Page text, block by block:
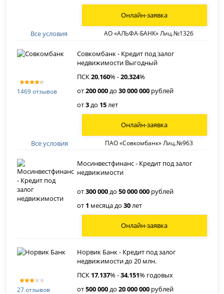
Все условия АО «АЛЬФА-БАНК» Лиц.№1326
Онлайн-заявка
1469 отзывов
Совкомбанк - Кредит под залог
недвижимости Выгодный
ПСК20,160% -20,324%
от200 000до30 000 000 рублей
от3до 15лет
Все условия ПАО «Совкомбанк» Лиц.№963
Онлайн-заявка
Мосинвестфинанс - Кредит под залог
недвижимости
от300 000до50 000 000 рублей
от 1 месяца до30лет
Онлайн-заявка
27 отзывов
Норвик Банк - Кредит под залог
недвижимости до 20 млн.
ПСК 17,137% -34,151% годовых
от500 000до20 000 000 рублей